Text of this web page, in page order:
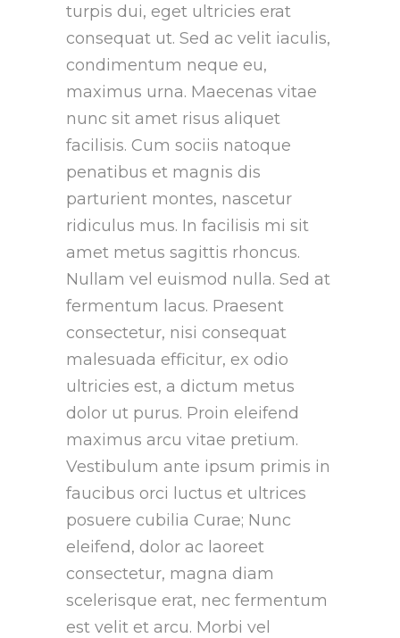
turpis dui, eget ultricies erat
consequat ut. Sed ac velit iaculis,
condimentum neque eu,
maximus urna. Maecenas vitae
nunc sit amet risus aliquet
facilisis. Cum sociis natoque
penatibus et magnis dis
parturient montes, nascetur
ridiculus mus. In facilisis mi sit
amet metus sagittis rhoncus.
Nullam vel euismod nulla. Sed at
fermentum lacus. Praesent
consectetur, nisi consequat
malesuada efficitur, ex odio
ultricies est, a dictum metus
dolor ut purus. Proin eleifend
maximus arcu vitae pretium.
Vestibulum ante ipsum primis in
faucibus orci luctus et ultrices
posuere cubilia Curae; Nunc
eleifend, dolor ac laoreet
consectetur, magna diam
scelerisque erat, nec fermentum
est velit et arcu. Morbi vel